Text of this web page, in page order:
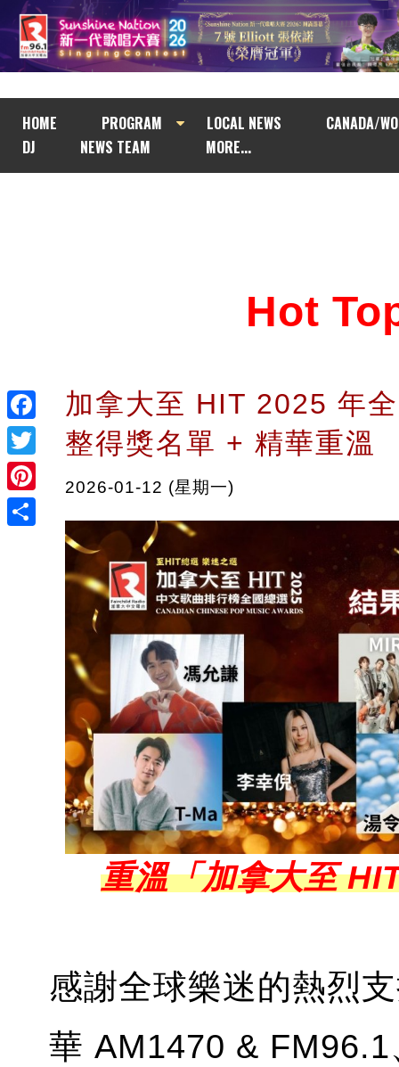
HOME PROGRAM LOCAL NEWS
CANADA/
DJ
NEWS TEAM MORE...
Facebook
Twitter
Pinterest
Hot
加拿大至 HIT 2025 年
整得獎名單 + 精華重溫
2026-01-12 (星期一)
重溫「加拿大至
感謝全球樂迷的熱烈
華 AM1470 &